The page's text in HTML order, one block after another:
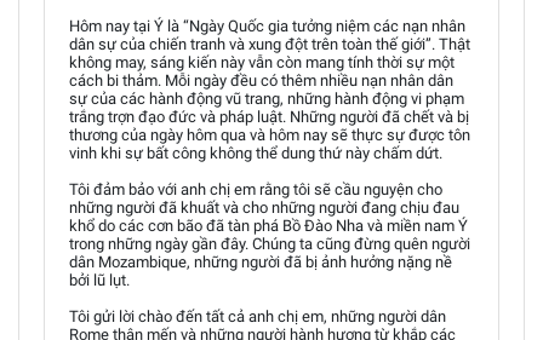
Hôm nay tại Ý là “Ngày Quốc gia tưởng niệm các nạn nhân
dân sự của chiến tranh và xung đột trên toàn thế giới”. Thật
không may, sáng kiến này vẫn còn mang tính thời sự một
cách bi thảm. Mỗi ngày đều có thêm nhiều nạn nhân dân
sự của các hành động vũ trang, những hành động vi phạm
trắng trợn đạo đức và pháp luật. Những người đã chết và bị
thương của ngày hôm qua và hôm nay sẽ thực sự được tôn
vinh khi sự bất công không thể dung thứ này chấm dứt.
Tôi đảm bảo với anh chị em rằng tôi sẽ cầu nguyện cho
những người đã khuất và cho những người đang chịu đau
khổ do các cơn bão đã tàn phá Bồ Đào Nha và miền nam Ý
trong những ngày gần đây. Chúng ta cũng đừng quên người
dân Mozambique, những người đã bị ảnh hưởng nặng nề
bởi lũ lụt.
Tôi gửi lời chào đến tất cả anh chị em, những người dân
Rome thân mến và những người hành hương từ khắp các